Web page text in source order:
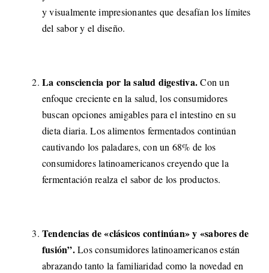
y visualmente impresionantes que desafían los límites
del sabor y el diseño.
La consciencia por la salud digestiva.Con un
enfoque creciente en la salud, los consumidores
buscan opciones amigables para el intestino en su
dieta diaria. Los alimentos fermentados continúan
cautivando los paladares, con un 68% de los
consumidores latinoamericanos creyendo que la
fermentación realza el sabor de los productos.
Tendencias de «clásicos continúan» y «sabores de
fusión”.Los consumidores latinoamericanos están
abrazando tanto la familiaridad como la novedad en